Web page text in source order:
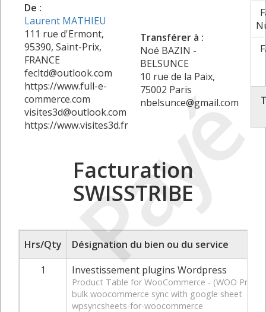
Payé
De :
Laurent MATHIEU
111 rue d'Ermont,
95390, Saint-Prix,
FRANCE
fecltd@outlook.com
https://www.full-e-
commerce.com
visites3d@outlook.com
https://www.visites3d.fr
Transférer à :
Noé BAZIN -
BELSUNCE
10 rue de la Paix,
75002 Paris
nbelsunce@gmail.com
Facturation
SWISSTRIBE
Hrs/Qty
Désignation du bien ou du service
1
Investissement plugins Wordpress
Product Table for WooCommerce - (WOO
bulk woocommerce sync with google sheet
wpsyncsheets-for-woocommerce